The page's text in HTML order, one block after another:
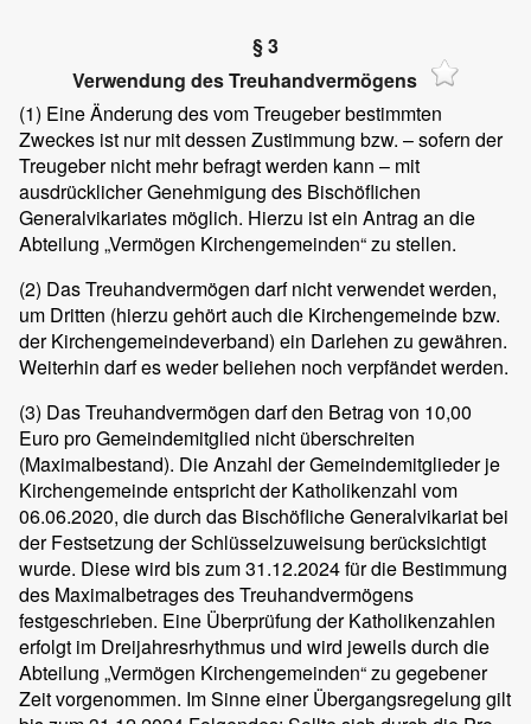
§ 3
Verwendung des Treuhandvermögens
(1) Eine Änderung des vom Treugeber bestimmten
Zweckes ist nur mit dessen Zustimmung bzw. – sofern der
Treugeber nicht mehr befragt werden kann – mit
ausdrücklicher Genehmigung des Bischöflichen
Generalvikariates möglich. Hierzu ist ein Antrag an die
Abteilung „Vermögen Kirchengemeinden“ zu stellen.
(2) Das Treuhandvermögen darf nicht verwendet werden,
um Dritten (hierzu gehört auch die Kirchengemeinde bzw.
der Kirchengemeindeverband) ein Darlehen zu gewähren.
Weiterhin darf es weder beliehen noch verpfändet werden.
(3) Das Treuhandvermögen darf den Betrag von 10,00
Euro pro Gemeindemitglied nicht überschreiten
(Maximalbestand). Die Anzahl der Gemeindemitglieder je
Kirchengemeinde entspricht der Katholikenzahl vom
06.06.2020, die durch das Bischöfliche Generalvikariat bei
der Festsetzung der Schlüsselzuweisung berücksichtigt
wurde. Diese wird bis zum 31.12.2024 für die Bestimmung
des Maximalbetrages des Treuhandvermögens
festgeschrieben. Eine Überprüfung der Katholikenzahlen
erfolgt im Dreijahresrhythmus und wird jeweils durch die
Abteilung „Vermögen Kirchengemeinden“ zu gegebener
Zeit vorgenommen. Im Sinne einer Übergangsregelung gilt